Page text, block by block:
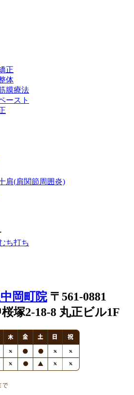
正
体
膜療法
ースト
肩(肩関節周囲炎)
ち打ち
〒561-0881
塚2-18-8 丸正ビル1F